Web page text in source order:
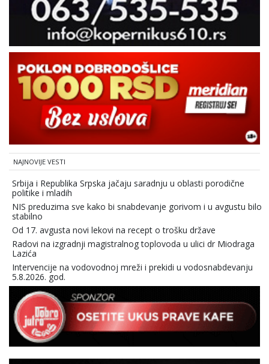
NAJNOVIJE VESTI
Srbija i Republika Srpska jačaju saradnju u oblasti porodične
politike i mladih
NIS preduzima sve kako bi snabdevanje gorivom i u avgustu bilo
stabilno
Od 17. avgusta novi lekovi na recept o trošku države
Radovi na izgradnji magistralnog toplovoda u ulici dr Miodraga
Lazića
Intervencije na vodovodnoj mreži i prekidi u vodosnabdevanju
5.8.2026. god.